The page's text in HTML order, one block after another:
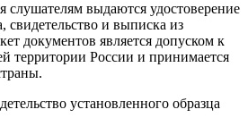
слушателям выдаются удостоверение
свидетельство и выписка из
документов является допуском к
территории России и принимается
установленного образца